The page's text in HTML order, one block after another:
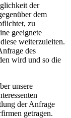
der
dem
zu
geeignete
weiterzuleiten.
des
wird und so die
unsere
der Anfrage
getragen.